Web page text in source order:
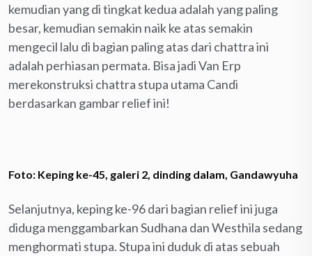
kemudian yang di tingkat kedua adalah yang paling
besar, kemudian semakin naik ke atas semakin
mengecil lalu di bagian paling atas dari chattra ini
adalah perhiasan permata. Bisa jadi Van Erp
merekonstruksi chattra stupa utama Candi
berdasarkan gambar relief ini!
Foto: Keping ke-45, galeri 2, dinding dalam, Gandawyuha
Selanjutnya, keping ke-96 dari bagian relief ini juga
diduga menggambarkan Sudhana dan Westhila sedang
menghormati stupa. Stupa ini duduk di atas sebuah